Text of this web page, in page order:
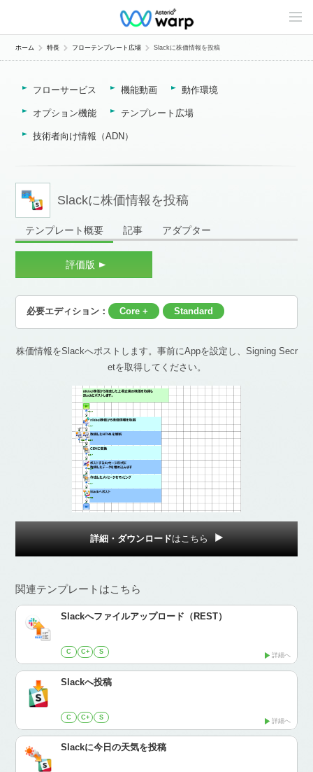
C
n
e
ホーム 特長 フローテンプレート広場 Slackに株価情報を投稿
フローサービス 機能動画 動作環境
オプション機能 テンプレート広場
技術者向け情報（ADN）
Slackに株価情報を投稿
テンプレート概要 記事 アダプター
評価版
必要エディション： Core + Standard
株価情報をSlackへポストします。事前にAppを設定し、Signing Secr
etを取得してください。
詳細・ダウンロードはこちら
関連テンプレートはこちら
Slackへファイルアップロード（REST）
C C+ S 詳細へ
Slackへ投稿
C C+ S 詳細へ
Slackに今日の天気を投稿